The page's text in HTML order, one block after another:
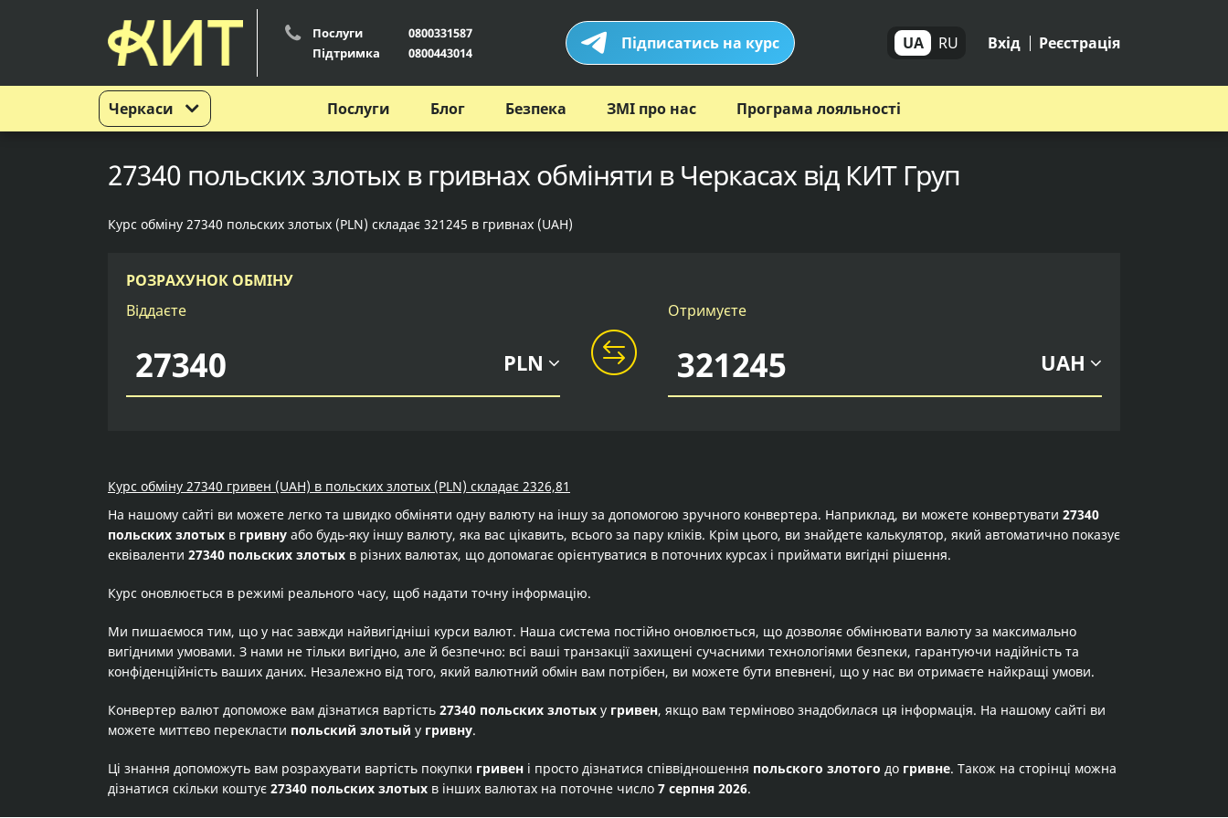
Черкаси
Послуги
0800331587
Підтримка
0800443014 Підписатись на курс UA RU Вхід Реєстрація
Послуги Блог Безпека ЗМІ про нас Програма лояльності
27340 польских злотых в гривнах обміняти в Черкасах від КИТ Груп
Курс обміну 27340 польских злотых (PLN) складає 321245 в гривнах (UAH)
РОЗРАХУНОК ОБМІНУ
Віддаєте
PLN
Отримуєте
UAH
Курс обміну 27340 гривен (UAH) в польских злотых (PLN) складає 2326,81
На нашому сайті ви можете легко та швидко обміняти одну валюту на іншу за допомогою зручного конвертера. Наприклад, ви можете конвертувати 27340
польских злотых в гривну або будь-яку іншу валюту, яка вас цікавить, всього за пару кліків. Крім цього, ви знайдете калькулятор, який автоматично показує
еквіваленти 27340 польских злотых в різних валютах, що допомагає орієнтуватися в поточних курсах і приймати вигідні рішення.
Курс оновлюється в режимі реального часу, щоб надати точну інформацію.
Ми пишаємося тим, що у нас завжди найвигідніші курси валют. Наша система постійно оновлюється, що дозволяє обмінювати валюту за максимально
вигідними умовами. З нами не тільки вигідно, але й безпечно: всі ваші транзакції захищені сучасними технологіями безпеки, гарантуючи надійність та
конфіденційність ваших даних. Незалежно від того, який валютний обмін вам потрібен, ви можете бути впевнені, що у нас ви отримаєте найкращі умови.
Конвертер валют допоможе вам дізнатися вартість 27340 польских злотых у гривен, якщо вам терміново знадобилася ця інформація. На нашому сайті ви
можете миттєво перекласти польский злотый у гривну.
Ці знання допоможуть вам розрахувати вартість покупки гривен і просто дізнатися співвідношення польского злотого до гривне. Також на сторінці можна
дізнатися скільки коштує 27340 польских злотых в інших валютах на поточне число 7 серпня 2026.